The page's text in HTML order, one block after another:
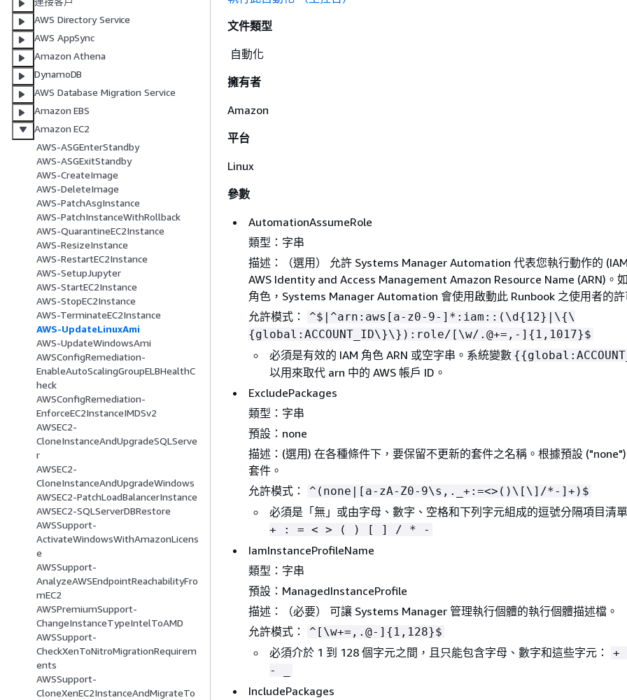
AWS Directory Service
AWS AppSync
Amazon Athena
DynamoDB
AWS Database Migration Service
Amazon EBS
Amazon EC2
AWS-ASGEnterStandby
AWS-ASGExitStandby
AWS-CreateImage
AWS-DeleteImage
AWS-PatchAsgInstance
AWS-PatchInstanceWithRollback
AWS-QuarantineEC2Instance
AWS-ResizeInstance
AWS-RestartEC2Instance
AWS-SetupJupyter
AWS-StartEC2Instance
AWS-StopEC2Instance
AWS-TerminateEC2Instance
AWS-UpdateLinuxAmi
AWS-UpdateWindowsAmi
AWSConfigRemediation-
EnableAutoScalingGroupELBHealthC
heck
AWSConfigRemediation-
EnforceEC2InstanceIMDSv2
AWSEC2-
CloneInstanceAndUpgradeSQLServe
r
AWSEC2-
CloneInstanceAndUpgradeWindows
AWSEC2-PatchLoadBalancerInstance
AWSEC2-SQLServerDBRestore
AWSSupport-
ActivateWindowsWithAmazonLicens
e
AWSSupport-
AnalyzeAWSEndpointReachabilityFro
mEC2
AWSPremiumSupport-
ChangeInstanceTypeIntelToAMD
AWSSupport-
CheckXenToNitroMigrationRequirem
ents
AWSSupport-
CloneXenEC2InstanceAndMigrateTo
文件類型
自動化
擁有者
Amazon
平台
Linux
參數
AutomationAssumeRole
類型：字串
描述：（選用） 允許 Systems Manager Automation 代表您執行動作的
AWS Identity and Access Management Amazon Resource Name (ARN)。
角色，Systems Manager Automation 會使用啟動此 Runbook 之使用者的許
允許模式：
^$|^arn:aws[a-z0-9-]*:iam::(\d{ 12}|\{\
{global:ACCOUNT_ID\}\}):role/[\w/.@+=,-] { 1,1017}$
必須是有效的 IAM 角色 ARN 或空字串。系統變數 {{
以用來取代 arn 中的 AWS 帳戶 ID。
ExcludePackages
類型：字串
預設：none
描述：(選用) 在各種條件下，要保留不更新的套件之名稱。根據預設
套件。
允許模式：
^(none|[a-zA-Z0-9\s,._+:=<>()\[\]/*-]+)$
必須是「無」或由字母、數字、空格和下列字元組成的逗號分隔項目清單
+ : = < > ( ) [ ] / * -
IamInstanceProfileName
類型：字串
預設：ManagedInstanceProfile
描述：（必要） 可讓 Systems Manager 管理執行個體的執行個體描述檔。
允許模式：
^[\w+=,.@-] { 1,128}$
必須介於 1 到 128 個字元之間，且只能包含字母、數字和這些字元：
+
- _
IncludePackages